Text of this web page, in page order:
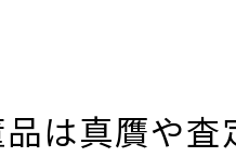
は真贋や